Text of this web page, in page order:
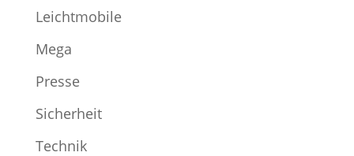
Leichtmobile
Mega
Presse
Sicherheit
Technik